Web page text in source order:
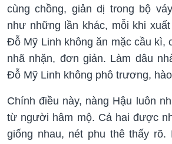
cùng chồng, giản dị trong bộ
như những lần khác, mỗi khi
Đỗ Mỹ Linh không ăn mặc cầu kì,
nhã nhặn, đơn giản. Làm dâu
Đỗ Mỹ Linh không phô trương,
Chính điều này, nàng Hậu luôn
từ người hâm mộ. Cả hai được
giống nhau, nét phu thê thấy rõ.